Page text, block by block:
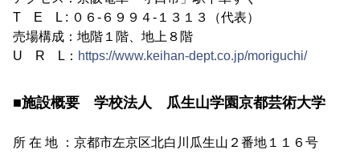
T E L : ０６-６９９４-１３１３（代表）
売場構成：地階１階、地上８階
U R L： https://www.keihan-dept.co.jp/moriguchi/
■施設概要 学校法人 瓜生山学園京都芸術大学
所 在 地 ：京都市左京区北白川瓜生山２番地１１６号